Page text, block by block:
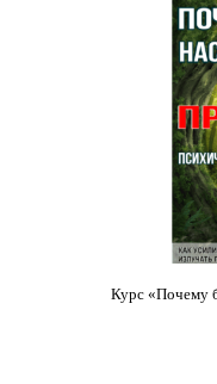
Курс «Почему